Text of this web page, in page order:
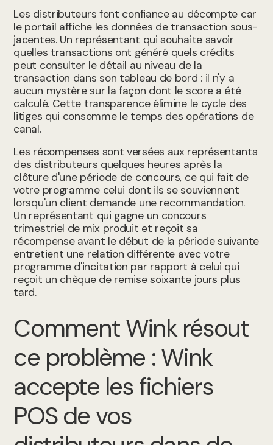
Les distributeurs font confiance au décompte car
le portail affiche les données de transaction sous-
jacentes. Un représentant qui souhaite savoir
quelles transactions ont généré quels crédits
peut consulter le détail au niveau de la
transaction dans son tableau de bord : il n'y a
aucun mystère sur la façon dont le score a été
calculé. Cette transparence élimine le cycle des
litiges qui consomme le temps des opérations de
canal.
Les récompenses sont versées aux représentants
des distributeurs quelques heures après la
clôture d'une période de concours, ce qui fait de
votre programme celui dont ils se souviennent
lorsqu'un client demande une recommandation.
Un représentant qui gagne un concours
trimestriel de mix produit et reçoit sa
récompense avant le début de la période suivante
entretient une relation différente avec votre
programme d'incitation par rapport à celui qui
reçoit un chèque de remise soixante jours plus
tard.
Comment Wink résout
ce problème : Wink
accepte les fichiers
POS de vos